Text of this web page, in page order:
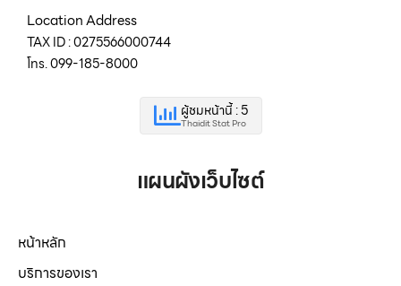
Location Address
TAX ID : 0275566000744
โทร. 099-185-8000
ผู้ชมหน้านี้ : 5
Thaidit Stat Pro
แผนผังเว็บไซต์
หน้าหลัก
บริการของเรา